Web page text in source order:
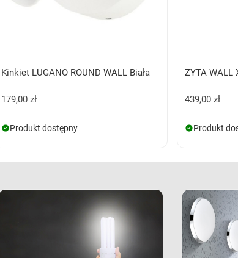
Kinkiet LUGANO ROUND WALL Biała
179,00 zł
Produkt dostępny
ZYTA WALL
439,00 zł
Produkt